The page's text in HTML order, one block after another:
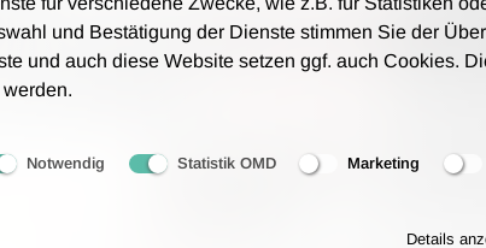
- wir berechnen lediglich 1,00 € Portokosten
unserer AGB.
Bestellwünsche
und Bestätigung der Dienste stimmen Sie der
und auch diese Website setzen ggf. auch Cookies.
Notwendig Statistik OMD Marketing
Details